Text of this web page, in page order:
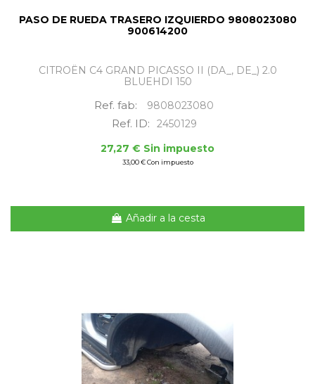
PASO DE RUEDA TRASERO IZQUIERDO 9808023080
900614200
CITROËN C4 GRAND PICASSO II (DA_, DE_) 2.0
BLUEHDI 150
Ref. fab: 9808023080
Ref. ID:
2450129
27,27 € Sin impuesto
33,00 € Con impuesto
Añadir a la cesta